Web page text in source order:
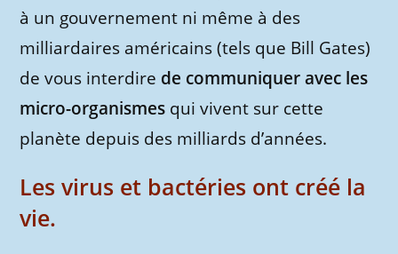
à un gouvernement ni même à des
milliardaires américains (tels que Bill Gates)
de vous interdire de communiquer avec les
micro-organismes qui vivent sur cette
planète depuis des milliards d’années.
Les virus et bactéries ont créé la
vie.